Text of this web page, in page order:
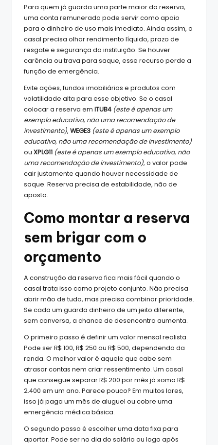
Para quem já guarda uma parte maior da reserva,
uma conta remunerada pode servir como apoio
para o dinheiro de uso mais imediato. Ainda assim, o
casal precisa olhar rendimento líquido, prazo de
resgate e segurança da instituição. Se houver
carência ou trava para saque, esse recurso perde a
função de emergência.
Evite ações, fundos imobiliários e produtos com
volatilidade alta para esse objetivo. Se o casal
colocar a reserva em ITUB4 (este é apenas um
exemplo educativo, não uma recomendação de
investimento), WEGE3 (este é apenas um exemplo
educativo, não uma recomendação de investimento)
ou XPLG11 (este é apenas um exemplo educativo, não
uma recomendação de investimento), o valor pode
cair justamente quando houver necessidade de
saque. Reserva precisa de estabilidade, não de
aposta.
Como montar a reserva
sem brigar com o
orçamento
A construção da reserva fica mais fácil quando o
casal trata isso como projeto conjunto. Não precisa
abrir mão de tudo, mas precisa combinar prioridade.
Se cada um guarda dinheiro de um jeito diferente,
sem conversa, a chance de desencontro aumenta.
O primeiro passo é definir um valor mensal realista.
Pode ser R$ 100, R$ 250 ou R$ 500, dependendo da
renda. O melhor valor é aquele que cabe sem
atrasar contas nem criar ressentimento. Um casal
que consegue separar R$ 200 por mês já soma R$
2.400 em um ano. Parece pouco? Em muitos lares,
isso já paga um mês de aluguel ou cobre uma
emergência médica básica.
O segundo passo é escolher uma data fixa para
aportar. Pode ser no dia do salário ou logo após